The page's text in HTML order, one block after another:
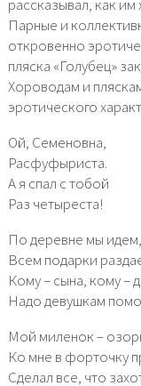
рассказывал, как им
Парные и
откровенно
пляска «Голубец»
Хороводам и
эротического
Ой, Семеновна,
Расфуфыриста.
А я спал с тобой
Раз четыреста!
По деревне мы идем,
Всем подарки
Кому – сына, кому –
Надо девушкам
Мой миленок –
Ко мне в форточку
Сделал все, что